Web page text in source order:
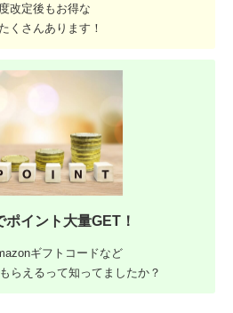
改定後もお得な
くさんあります！
イント大量GET！
ギフトコードなど
らえるって知ってましたか？